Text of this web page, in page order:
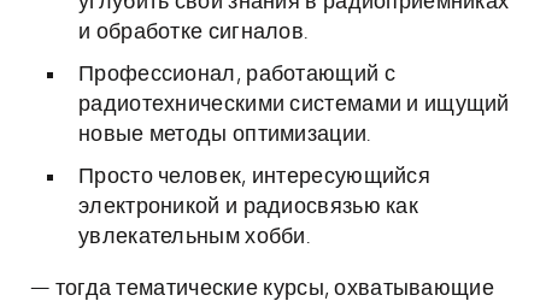
и обработке сигналов.
Профессионал, работающий с
радиотехническими системами и ищущий
новые методы оптимизации.
Просто человек, интересующийся
электроникой и радиосвязью как
увлекательным хобби.
— тогда тематические курсы, охватывающие